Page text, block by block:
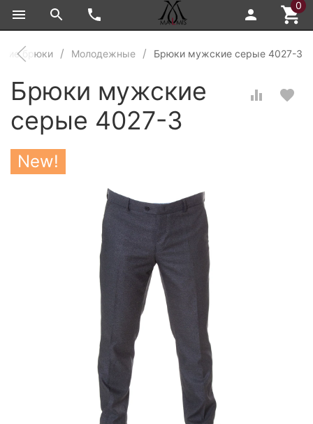
0
брюки Молодежные Брюки мужские серые 4027-3
Брюки мужские
серые 4027-3
New!